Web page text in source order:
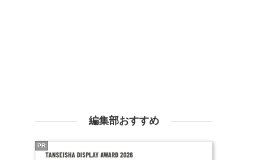
編集部おすすめ
PR